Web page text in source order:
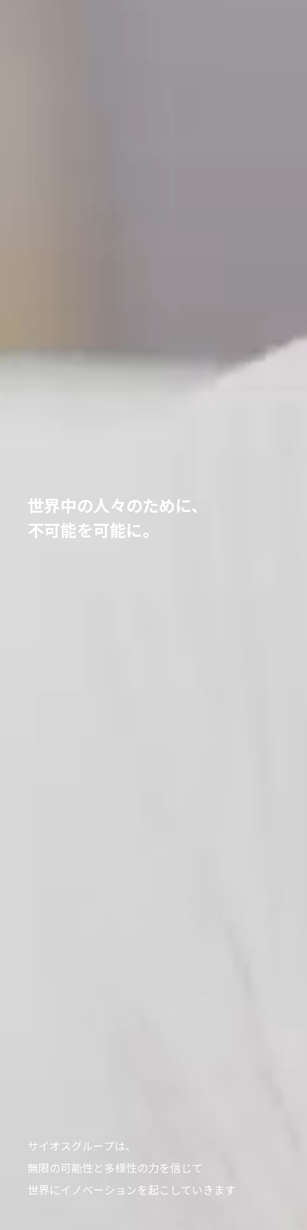
世界中の人々のために、
不可能を可能に。
サイオスグループは、
無限の可能性と多様性の力を信じて
世界にイノベーションを起こしていきます